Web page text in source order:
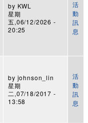
by KWL
星期
五,06/12/2026 -
20:25
活
動
訊
息
by johnson_lin
星期
二,07/18/2017 -
13:58
活
動
訊
息